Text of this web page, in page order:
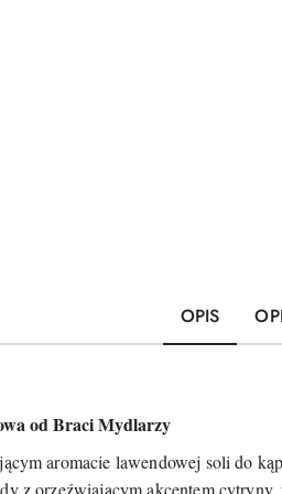
OPIS
od Braci Mydlarzy
aromacie lawendowej soli do
z orzeźwiającym akcentem